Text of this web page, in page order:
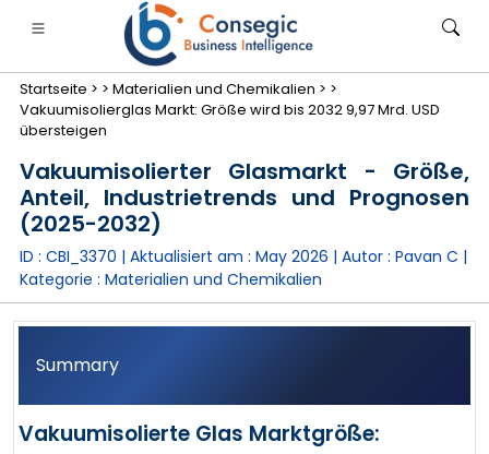
Finanzdienstleistungen und Versicherungen
• Konsumgüter
Startseite > > Materialien und Chemikalien > >
Vakuumisolierglas Markt: Größe wird bis 2032 9,97 Mrd. USD
übersteigen
Vakuumisolierter Glasmarkt - Größe,
Anteil, Industrietrends und Prognosen
(2025-2032)
ID : CBI_3370 | Aktualisiert am : May 2026 | Autor : Pavan C |
Kategorie : Materialien und Chemikalien
Summary
Vakuumisolierte Glas Marktgröße: